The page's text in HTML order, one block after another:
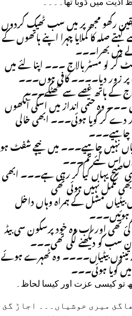
رکھو مجھ پر میں سب ٹھیک کردوں
صلہ کا کملایا چہرا اپنے ہاتھوں کے
میں بھرا۔۔۔
کر لو مسٹر بالاج ۔۔۔ اپنا لئے میں
زور دیا۔۔۔۔ کافی ہوں۔۔۔
کے ہاتھ غصے سے جھٹکے۔۔۔
۔۔۔ وہ حتمی انداز میں اسکی آنکھوں
دے کر گویا ہوئی۔۔۔ ابھی خالی
چاہیے۔۔۔
نہیں چاہیے۔۔۔ میں نیچے شفٹ ہو
اس لئے تم۔۔۔
صبح یہاں کیا کر رہی ہے۔۔۔ ابھی
مکمل نہیں ہوئی تھی
بیٹیاں مشل کے ہمراہ وہاں داخل
ہوئیں۔۔۔
گئ تھی اور اب وہ خود پرسکون سی بیڈ
ان سب کو دیکھنے لگی تھی۔۔۔
تینوں بیٹیاں۔۔۔۔ وہ ٹھہرے ہوئے
میں گویا ہوئی۔۔۔
تو کیسی عزت اور کیسا لحاظ۔
میری خوشیاں۔۔۔ اجاڑ گئ